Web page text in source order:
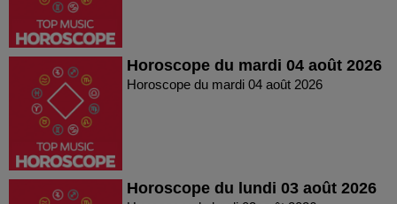
Horoscope du mardi 04 août 2026
Horoscope du mardi 04 août 2026
Horoscope du lundi 03 août 2026